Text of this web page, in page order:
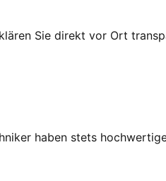
Sie direkt vor Ort
haben stets